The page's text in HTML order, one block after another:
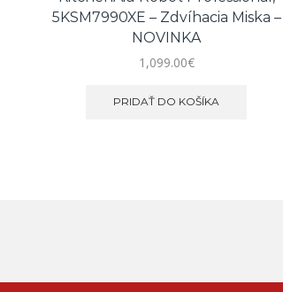
5KSM7990XE – Zdvíhacia Miska –
NOVINKA
1,099.00€
PRIDAŤ DO KOŠÍKA